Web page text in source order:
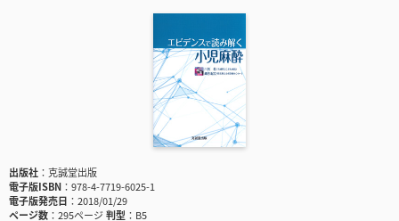
出版社
克誠堂出版
電子版ISBN
978-4-7719-6025-1
電子版発売日
2018/01/29
ページ数
295ページ判型
B5